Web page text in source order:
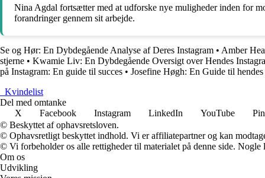
Nina Agdal fortsætter med at udforske nye muligheder inden for
forandringer gennem sit arbejde.
Se og Hør: En Dybdegående Analyse af Deres Instagram • Amber
stjerne • Kwamie Liv: En Dybdegående Oversigt over Hendes
på Instagram: En guide til succes • Josefine Høgh: En Guide til hendes
Kvindelist
Del med omtanke
X
Facebook Instagram LinkedIn YouTube
© Beskyttet af ophavsretsloven.
© Ophavsretligt beskyttet indhold. Vi er affiliatepartner og kan
© Vi forbeholder os alle rettigheder til materialet på denne side.
Om os
Udvikling